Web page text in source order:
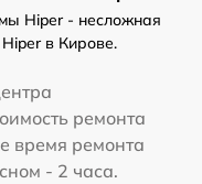
Hiper - несложная
в Кирове.
ремонта
время ремонта
- 2 часа.